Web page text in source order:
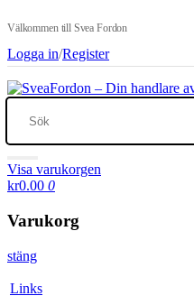
Välkommen till Svea Fordon
Logga in/Register
Visa varukorgen
kr0.00 0
Varukorg
stäng
Links